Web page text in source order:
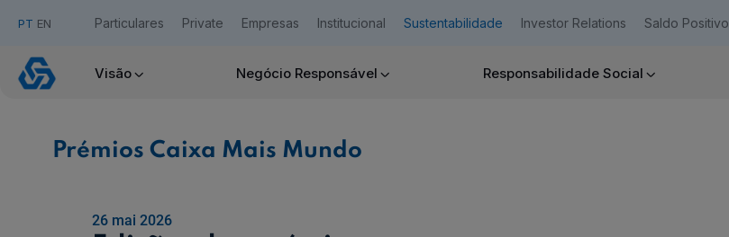
PT EN Particulares Private Empresas Institucional Sustentabilidade Investor Relations Saldo Positivo
Quero ser cliente:
Links úteis:
Prémios
Caixa
Mais
Mundo
Visão Negócio Responsável Responsabilidade Social
Prémios Caixa Mais Mundo
26 mai 2026